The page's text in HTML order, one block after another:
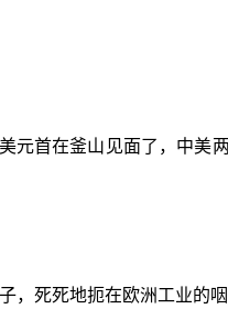
元首在釜山见面了，中美
死死地扼在欧洲工业的咽